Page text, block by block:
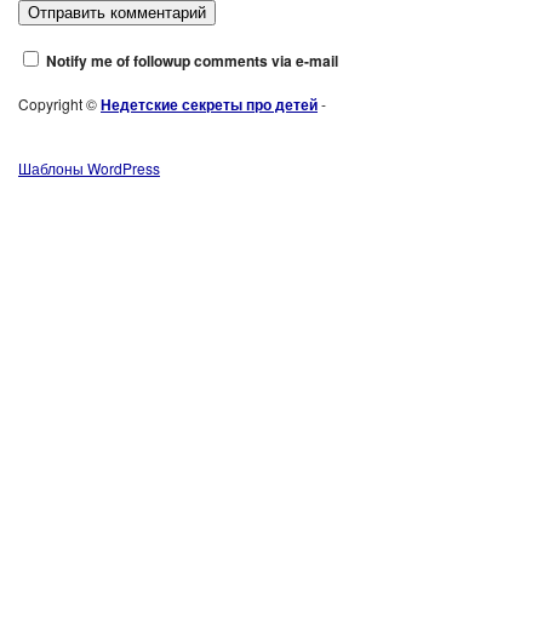
Notify me of followup comments via e-mail
Copyright ©Недетские секреты про детей-
Шаблоны WordPress